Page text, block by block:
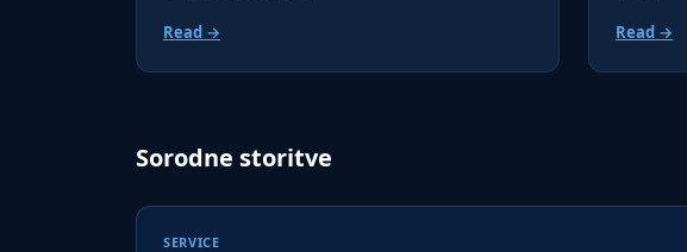
Read → Read →
Sorodne storitve
SERVICE